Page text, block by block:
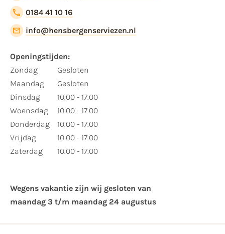
0184 41 10 16
info@hensbergenserviezen.nl
Openingstijden:
Zondag
Maandag
Dinsdag
Woensdag
Donderdag
Vrijdag
Zaterdag
Gesloten
Gesloten
10.00 - 17.00
10.00 - 17.00
10.00 - 17.00
10.00 - 17.00
10.00 - 17.00
Wegens vakantie zijn wij gesloten van ​
maandag 3 t/m maandag 24 augustus